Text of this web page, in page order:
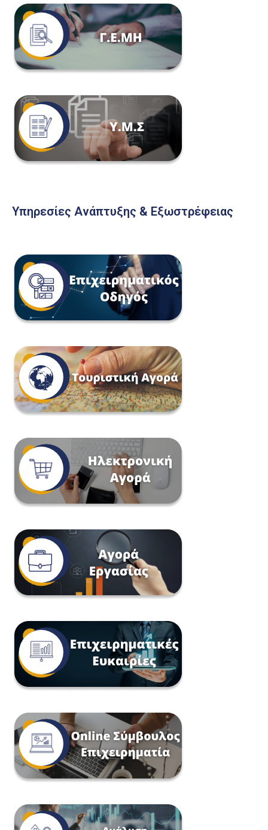
Υπηρεσίες Ανάπτυξης & Εξωστρέφειας